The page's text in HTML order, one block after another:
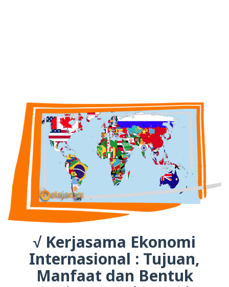
√ Kerjasama Ekonomi
Internasional : Tujuan,
Manfaat dan Bentuk